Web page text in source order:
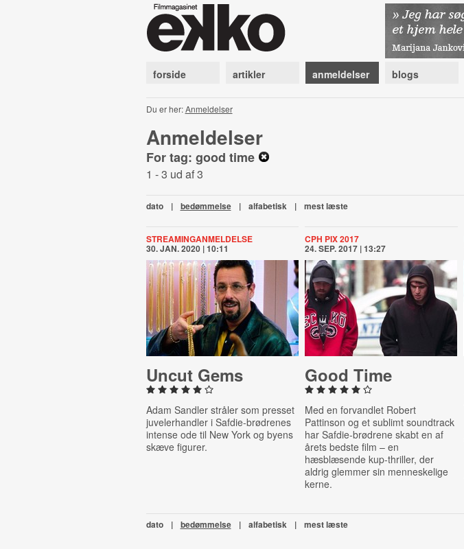
forside artikler anmeldelser blogs
Du er her:Anmeldelser
Anmeldelser
For tag: good time
1 - 3 ud af 3
dato | bedømmelse | alfabetisk | mest læste
STREAMINGANMELDELSE
30. JAN. 2020 | 10:11
Uncut Gems
Adam Sandler stråler som presset
juvelerhandler i Safdie-brødrenes
intense ode til New York og byens
skæve figurer.
CPH PIX 2017
24. SEP. 2017 | 13:27
Good Time
Med en forvandlet Robert
Pattinson og et sublimt soundtrack
har Safdie-brødrene skabt en af
årets bedste film – en
hæsblæsende kup-thriller, der
aldrig glemmer sin menneskelige
kerne.
dato | bedømmelse | alfabetisk | mest læste